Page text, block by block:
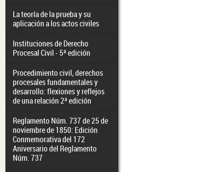
La teoría de la prueba y su
aplicación a los actos civiles
Instituciones de Derecho
Procesal Civil - 5ª edición
Procedimiento civil, derechos
procesales fundamentales y
desarrollo: flexiones y reflejos
de una relación 2ª edición
Reglamento Núm. 737 de 25 de
noviembre de 1850: Edición
Conmemorativa del 172
Aniversario del Reglamento
Núm. 737